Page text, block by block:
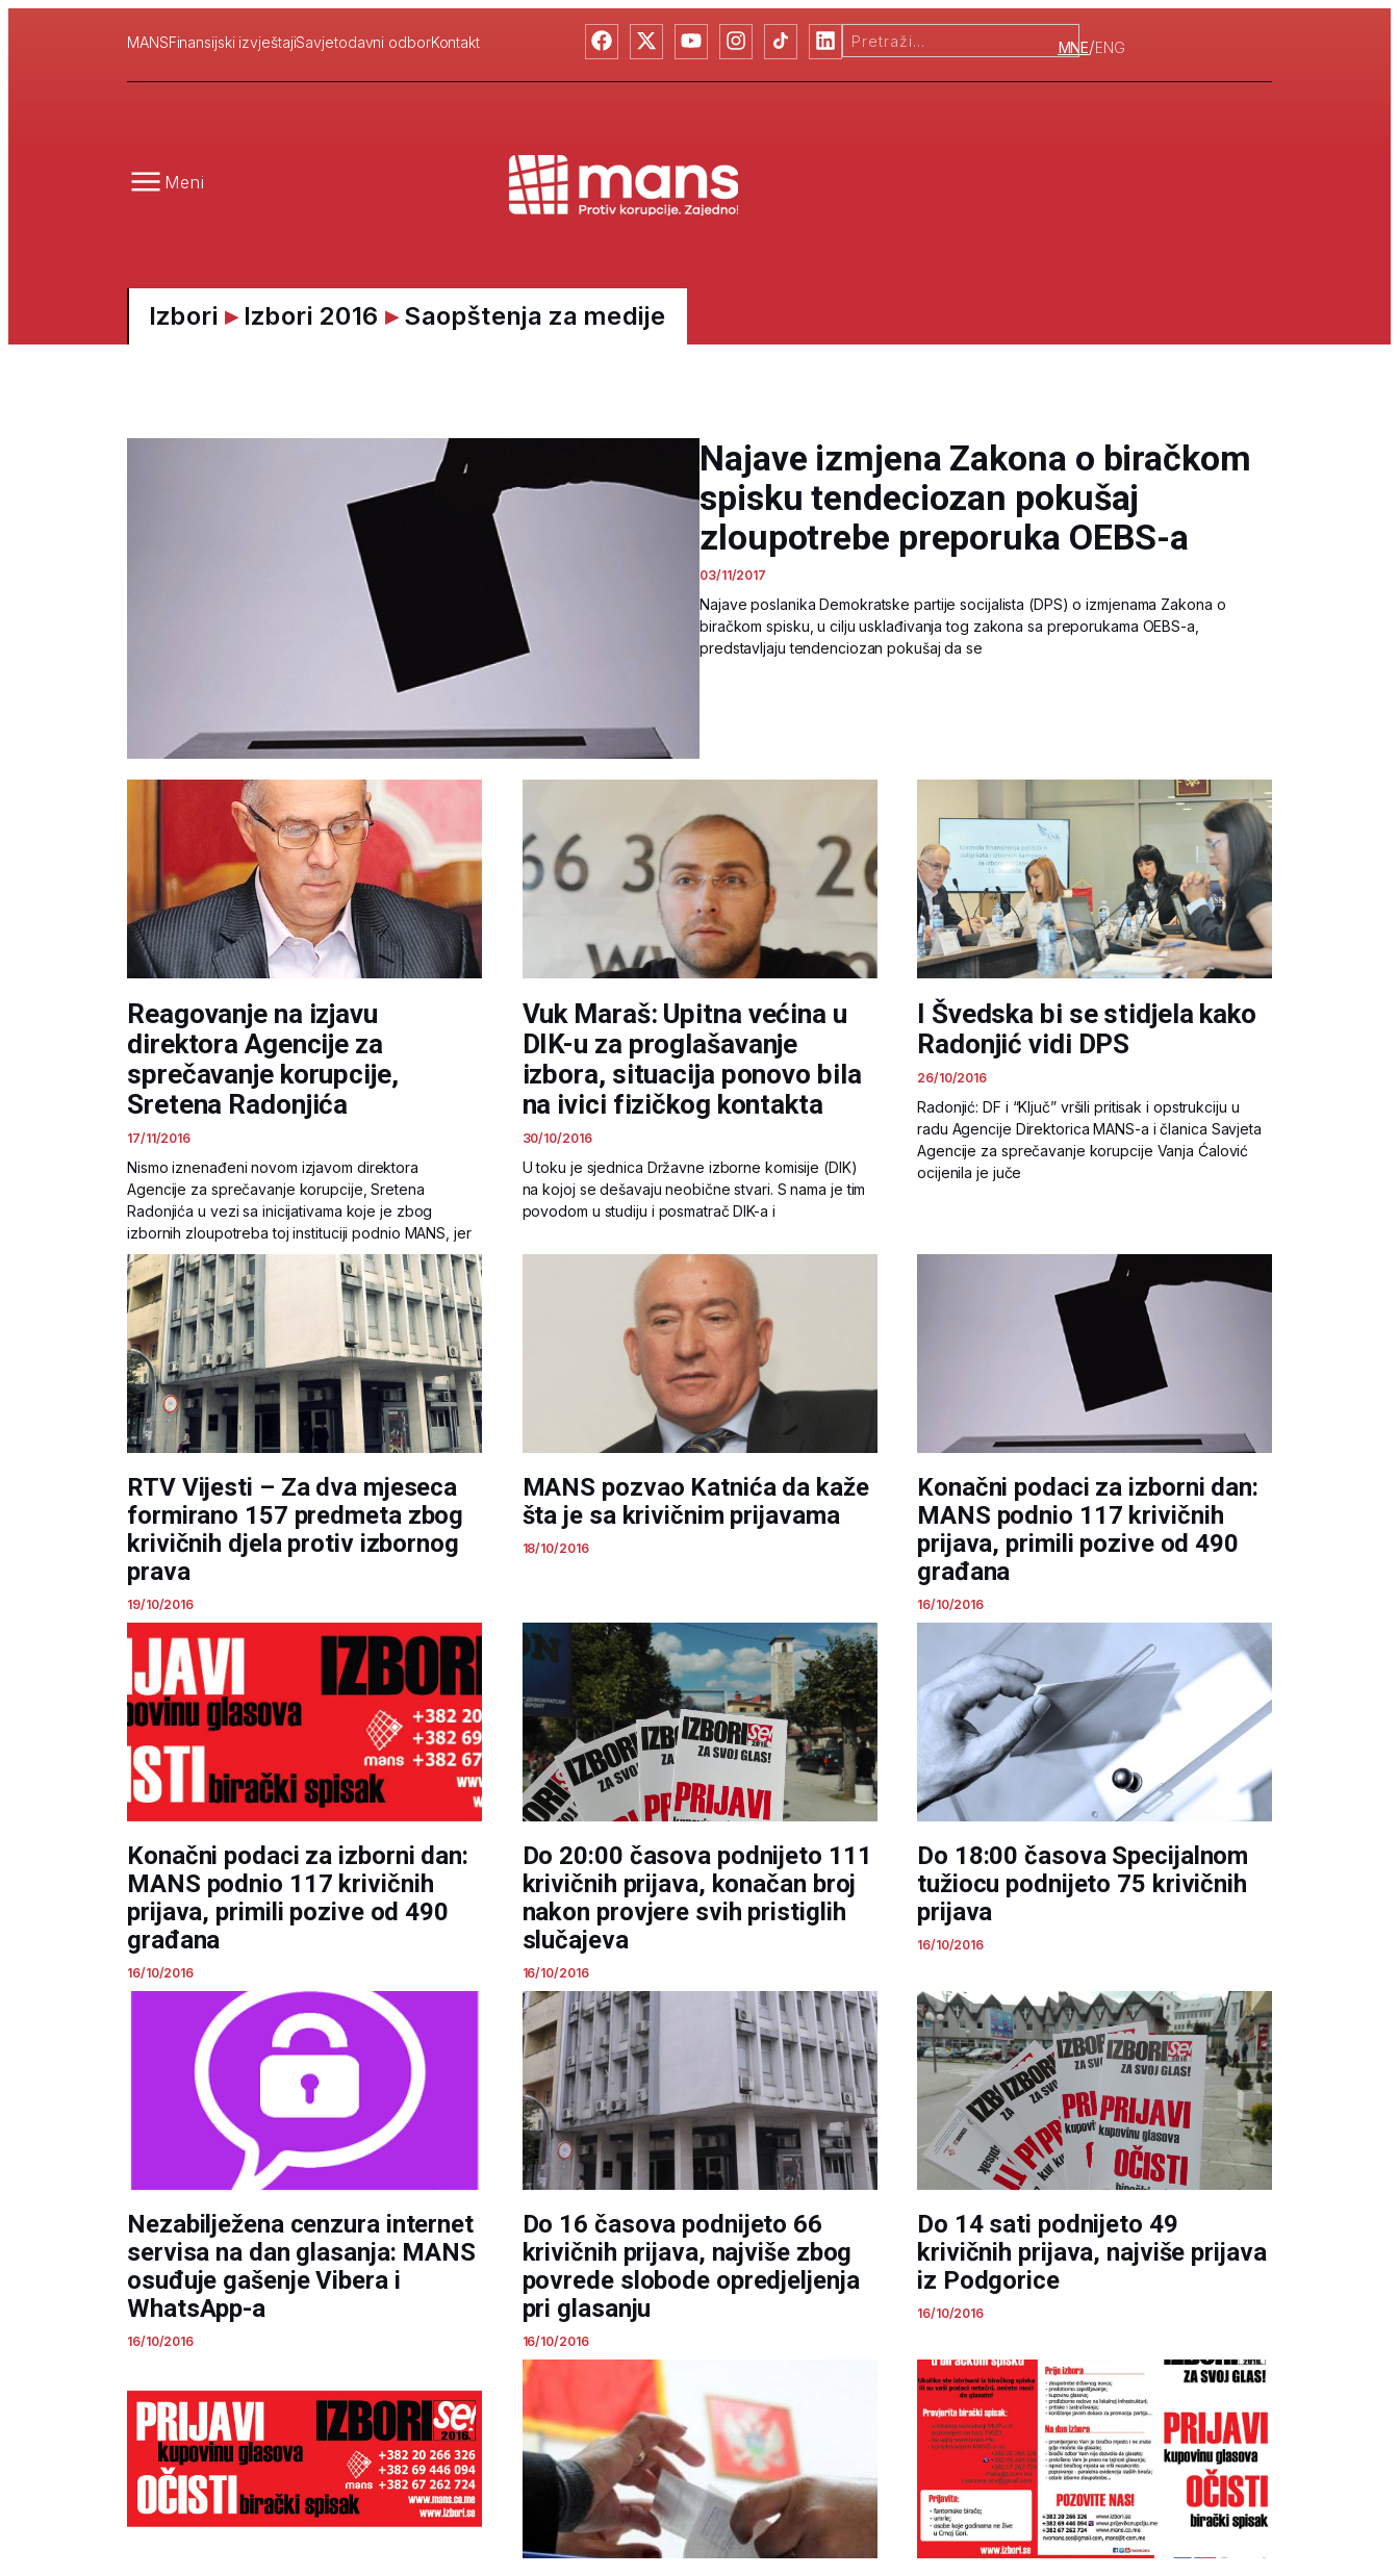
MANSFinansijski izvještajiSavjetodavni odborKontakt MNE/ENG
Meni
Izbori ▸Izbori 2016 ▸Saopštenja za medije
Najave izmjena Zakona o biračkom
spisku tendeciozan pokušaj
zloupotrebe preporuka OEBS-a
03/11/2017
Najave poslanika Demokratske partije socijalista (DPS) o izmjenama Zakona o
biračkom spisku, u cilju usklađivanja tog zakona sa preporukama OEBS-a,
predstavljaju tendenciozan pokušaj da se
Reagovanje na izjavu
direktora Agencije za
sprečavanje korupcije,
Sretena Radonjića
17/11/2016
Nismo iznenađeni novom izjavom direktora
Agencije za sprečavanje korupcije, Sretena
Radonjića u vezi sa inicijativama koje je zbog
izbornih zloupotreba toj instituciji podnio MANS, jer
Vuk Maraš: Upitna većina u
DIK-u za proglašavanje
izbora, situacija ponovo bila
na ivici fizičkog kontakta
30/10/2016
U toku je sjednica Državne izborne komisije (DIK)
na kojoj se dešavaju neobične stvari. S nama je tim
povodom u studiju i posmatrač DIK-a i
I Švedska bi se stidjela kako
Radonjić vidi DPS
26/10/2016
Radonjić: DF i “Ključ” vršili pritisak i opstrukciju u
radu Agencije Direktorica MANS-a i članica Savjeta
Agencije za sprečavanje korupcije Vanja Ćalović
ocijenila je juče
RTV Vijesti – Za dva mjeseca
formirano 157 predmeta zbog
krivičnih djela protiv izbornog
prava
19/10/2016
MANS pozvao Katnića da kaže
šta je sa krivičnim prijavama
18/10/2016
Konačni podaci za izborni dan:
MANS podnio 117 krivičnih
prijava, primili pozive od 490
građana
16/10/2016
Konačni podaci za izborni dan:
MANS podnio 117 krivičnih
prijava, primili pozive od 490
građana
16/10/2016
Do 20:00 časova podnijeto 111
krivičnih prijava, konačan broj
nakon provjere svih pristiglih
slučajeva
16/10/2016
Do 18:00 časova Specijalnom
tužiocu podnijeto 75 krivičnih
prijava
16/10/2016
Nezabilježena cenzura internet
servisa na dan glasanja: MANS
osuđuje gašenje Vibera i
WhatsApp-a
16/10/2016
Do 16 časova podnijeto 66
krivičnih prijava, najviše zbog
povrede slobode opredjeljenja
pri glasanju
16/10/2016
Do 14 sati podnijeto 49
krivičnih prijava, najviše prijava
iz Podgorice
16/10/2016